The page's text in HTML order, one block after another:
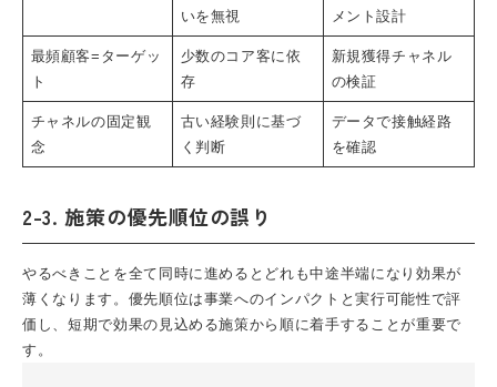
いを無視
メント設計
最頻顧客=ターゲッ
ト
少数のコア客に依
存
新規獲得チャネル
の検証
チャネルの固定観
念
古い経験則に基づ
く判断
データで接触経路
を確認
2-3. 施策の優先順位の誤り
やるべきことを全て同時に進めるとどれも中途半端になり効果が
薄くなります。優先順位は事業へのインパクトと実行可能性で評
価し、短期で効果の見込める施策から順に着手することが重要で
す。